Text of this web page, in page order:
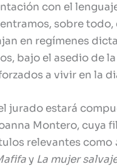
con el
sobre todo,
en regímenes
bajo el asedio de
a vivir en la
jurado estará
Montero, cuya
relevantes como
y La mujer